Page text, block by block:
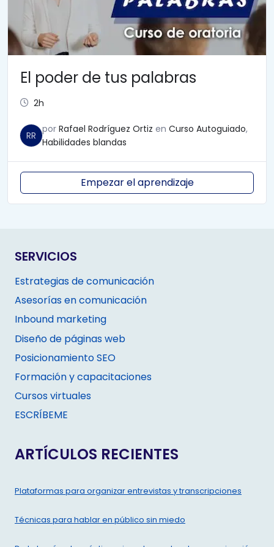
El poder de tus palabras
2h
RR
por Rafael Rodríguez Ortiz en Curso Autoguiado,
Habilidades blandas
Empezar el aprendizaje
SERVICIOS
Estrategias de comunicación
Asesorías en comunicación
Inbound marketing
Diseño de páginas web
Posicionamiento SEO
Formación y capacitaciones
Cursos virtuales
ESCRÍBEME
ARTÍCULOS RECIENTES
Plataformas para organizar entrevistas y transcripciones
Técnicas para hablar en público sin miedo